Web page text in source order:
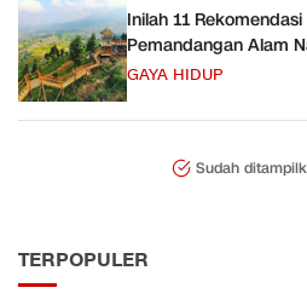
Inilah 11
Pemandangan Alam
GAYA HIDUP
Sudah
TERPOPULER